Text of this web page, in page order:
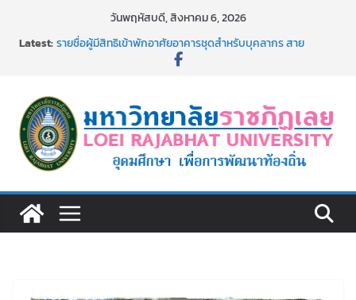
วันพฤหัสบดี, สิงหาคม 6, 2026
Latest:รายชื่อผู้มีสิทธิเข้าพักอาศัยอาคารชุดสำหรับบุคลากร สาย
สนับสนุน สังกัดมหาวิทยาลัยราชภัฏเลย ครั้งที่ 2/2569
๑,๙๗๒ ชุด โดยวิธีเฉพาะเจาะจง
ม.ราชภัฏเลย จัดกิจกรรมจิตอาสาบำเพ็ญสาธารณประโยชน์ และ
บำเพ็ญสาธารณกุศล 69
รายชื่อผู้ผ่านการสอบแข่งขันเพื่อเป็นลูกจ้างชั่วคราว (รายวัน)
สังกัดมหาวิทยาลัยราชภัฏเลย ด้วยเงินนอกงบประมาณ ประเภท